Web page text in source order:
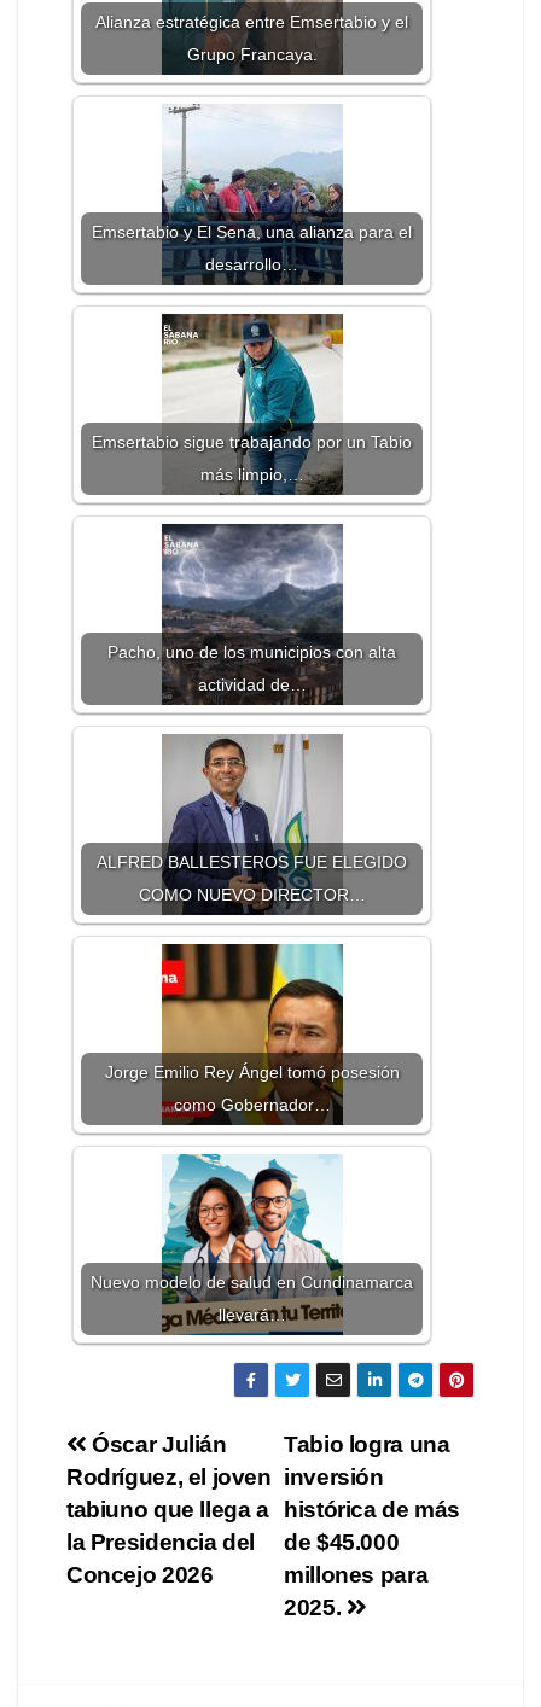
Alianza estratégica entre Emsertabio y el
Grupo Francaya.
Emsertabio y El Sena, una alianza para el
desarrollo…
Emsertabio sigue trabajando por un Tabio
más limpio,…
Pacho, uno de los municipios con alta
actividad de…
ALFRED BALLESTEROS FUE ELEGIDO
COMO NUEVO DIRECTOR…
Jorge Emilio Rey Ángel tomó posesión
como Gobernador…
Nuevo modelo de salud en Cundinamarca
llevará…
Tabio logra una
inversión
histórica de más
de $45.000
millones para
2025.
Óscar Julián
Rodríguez, el joven
tabiuno que llega a
la Presidencia del
Concejo 2026